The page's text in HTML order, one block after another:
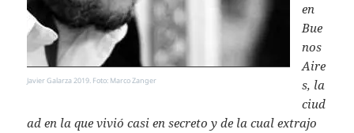
Javier Galarza 2019. Foto: Marco Zanger
en
Bue
nos
Aire
s, la
ciud
ad en la que vivió casi en secreto y de la cual extrajo